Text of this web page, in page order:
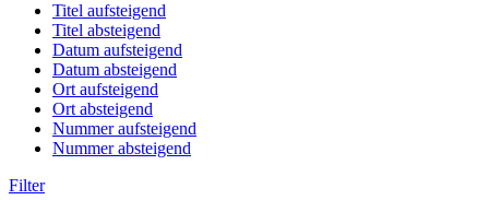
Titel aufsteigend
Titel absteigend
Datum aufsteigend
Datum absteigend
Ort aufsteigend
Ort absteigend
Nummer aufsteigend
Nummer absteigend
Filter